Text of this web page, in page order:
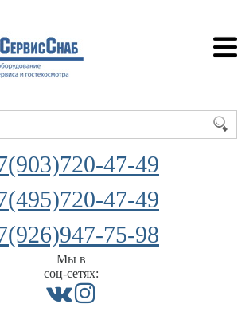
47-49
47-49
75-98
Мы в
соц-сетях: